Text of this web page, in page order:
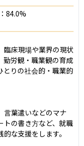
84.0%
臨床現場や業界の現状
勤労観・職業観の育成
とりの社会的・職業的
言葉遣いなどのマナ
トの書き方など、就職
な支援をします。